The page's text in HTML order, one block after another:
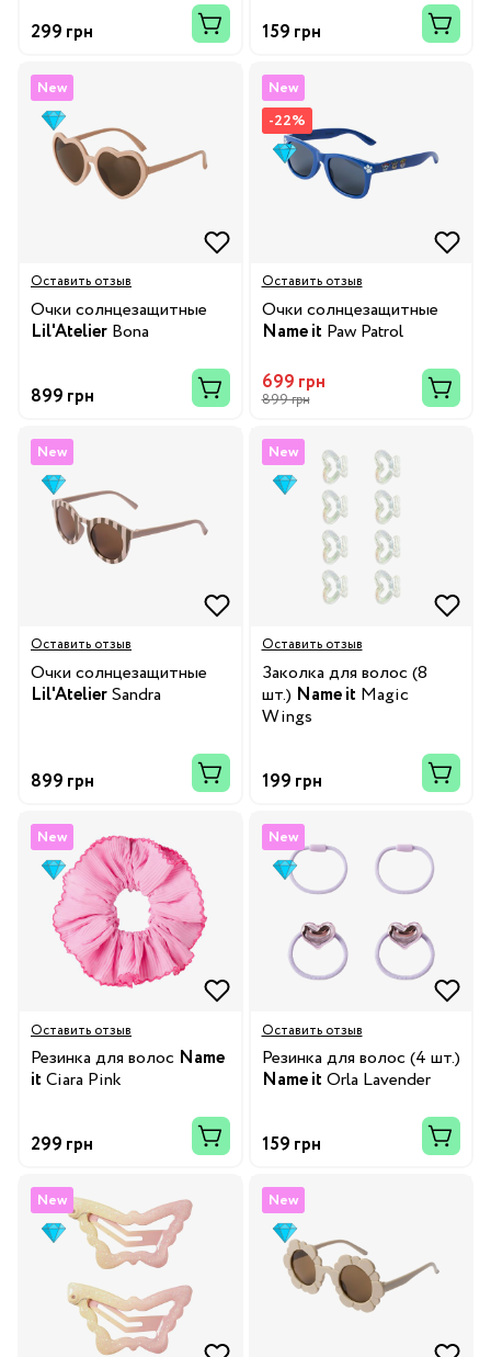
299 грн 159 грн
New
Оставить отзыв
Очки солнцезащитные
Lil'Atelier Bona
899 грн
New
-22%
Оставить отзыв
Очки солнцезащитные
Name it Paw Patrol
699 грн
899 грн
New
Оставить отзыв
Очки солнцезащитные
Lil'AtelierSandra
899 грн
New
Оставить отзыв
Заколка для волос (8
шт.) Name it Magic
Wings
199 грн
New
Оставить отзыв
Резинка для волос Name
it Ciara Pink
299 грн
New
Оставить отзыв
Резинка для волос (4 шт.)
Name it Orla Lavender
159 грн
New New